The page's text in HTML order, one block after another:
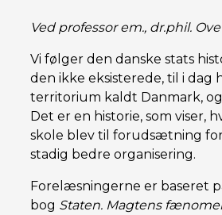
Ved professor em., dr.phil.
Vi følger den danske stats
den ikke eksisterede, til i
territorium kaldt Danmark,
Det er en historie, som viser,
skole blev til forudsætning
stadig bedre organisering.
Forelæsningerne er baseret
bog Staten. Magtens